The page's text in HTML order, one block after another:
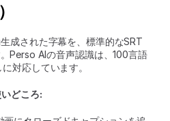
成された字幕を、標準的なSRT
Perso AIの音声認識は、100言語
対応しています。
どころ: